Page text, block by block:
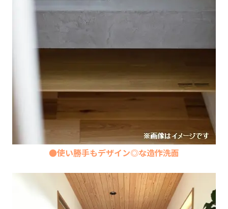
●使い勝手もデザイン◎な造作洗面